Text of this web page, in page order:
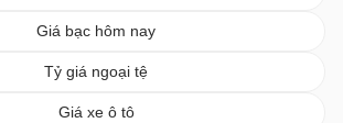
Giá bạc hôm nay
Tỷ giá ngoại tệ
Giá xe ô tô